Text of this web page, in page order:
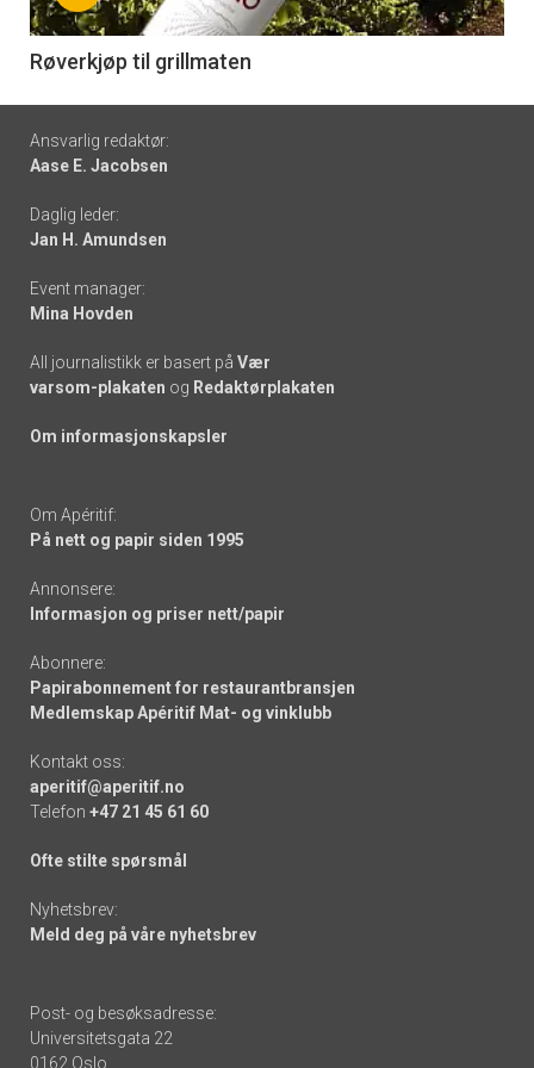
-
6
Røverkjøp til grillmaten
Footer
-
links
Ansvarlig redaktør:
Aase E. Jacobsen
Daglig leder:
Jan H. Amundsen
Event manager:
Mina Hovden
All journalistikk er basert på Vær
varsom-plakaten og Redaktørplakaten
Om informasjonskapsler
Om Apéritif:
På nett og papir siden 1995
Annonsere:
Informasjon og priser nett/papir
Abonnere:
Papirabonnement for restaurantbransjen
Medlemskap Apéritif Mat- og vinklubb
Kontakt oss:
aperitif@aperitif.no
Telefon +47 21 45 61 60
Ofte stilte spørsmål
Nyhetsbrev:
Meld deg på våre nyhetsbrev
Post- og besøksadresse:
Universitetsgata 22
0162 Oslo